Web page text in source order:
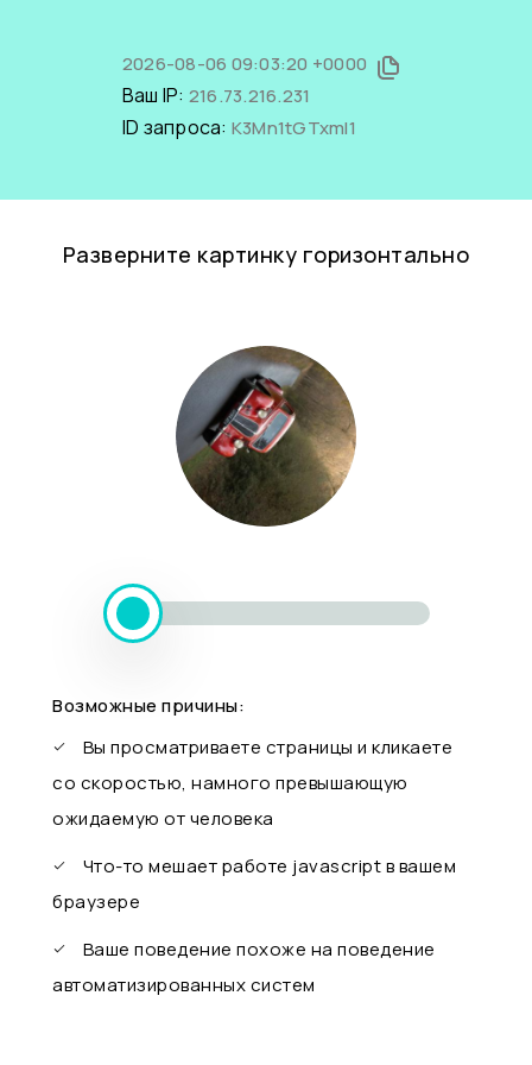
2026-08-06 09:03:20 +0000
Ваш IP: 216.73.216.231
ID запроса: K3Mn1tGTxmI1
Разверните картинку горизонтально
Возможные причины:
Вы просматриваете страницы и кликаете
со скоростью, намного превышающую
ожидаемую от человека
Что-то мешает работе javascript в вашем
браузере
Ваше поведение похоже на поведение
автоматизированных систем